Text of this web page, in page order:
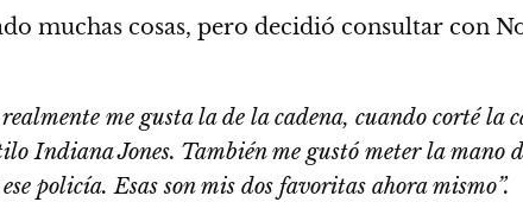
muchas cosas, pero decidió consultar con
me gustala de la cadena, cuando corté la
Indiana Jones. También me gustó meter la mano
policía. Esas son mis dos favoritas ahora mismo”.